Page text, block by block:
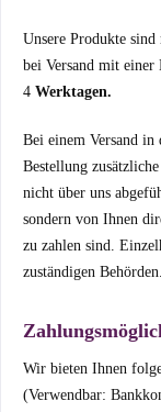
Unsere Produkte
bei Versand mit
4 Werktagen.
Bei einem Versand
Bestellung
nicht über uns
sondern von Ihnen
zu zahlen sind.
zuständigen Behörden.
Wir bieten Ihnen
(Verwendbar: